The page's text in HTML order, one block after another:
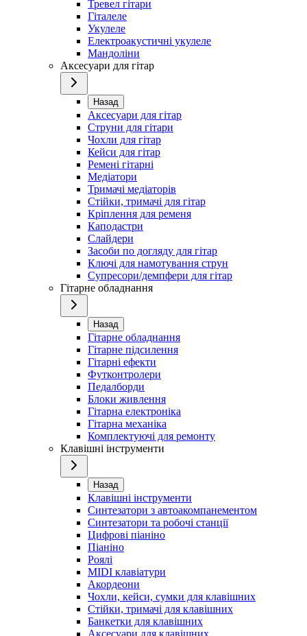
Тревел гітари
Гіталеле
Укулеле
Електроакустичні укулеле
Мандоліни
Аксесуари для гітар
Назад
Аксесуари для гітар
Струни для гітари
Чохли для гітар
Кейси для гітар
Ремені гітарні
Медіатори
Тримачі медіаторів
Стійки, тримачі для гітар
Кріплення для ременя
Каподастри
Слайдери
Засоби по догляду для гітар
Ключі для намотування струн
Супресори/демпфери для гітар
Гітарне обладнання
Назад
Гітарне обладнання
Гітарне підсилення
Гітарні ефекти
Футконтролери
Педалборди
Блоки живлення
Гітарна електроніка
Гітарна механіка
Комплектуючі для ремонту
Клавішні інструменти
Назад
Клавішні інструменти
Синтезатори з автоакомпанементом
Синтезатори та робочі станції
Цифрові піаніно
Піаніно
Роялі
MIDI клавіатури
Акордеони
Чохли, кейси, сумки для клавішних
Стійки, тримачі для клавішних
Банкетки для клавішних